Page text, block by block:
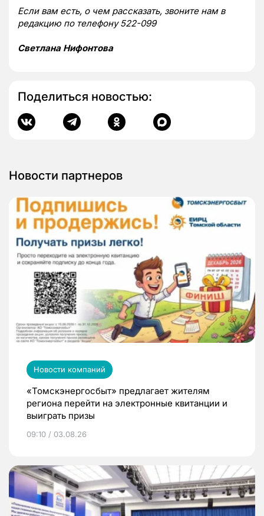
Если вам есть, о чем рассказать, звоните нам в
редакцию по телефону 522-099
Светлана Нифонтова
Поделиться новостью:
Новости партнеров
Новости компаний
«Томскэнергосбыт» предлагает жителям
региона перейти на электронные квитанции и
выиграть призы
09:10 / 03.08.26